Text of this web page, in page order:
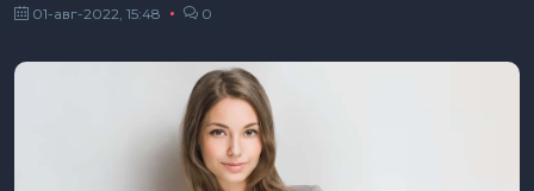
01-авг-2022, 15:48
0